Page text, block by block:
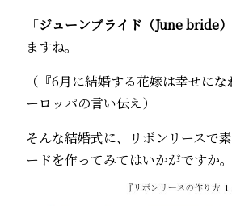
「ジューンブライド（June bride）
ますね。
（『6月に結婚する花嫁は幸せに
ーロッパの言い伝え）
そんな結婚式に、リボンリースで
ードを作ってみてはいかがですか。